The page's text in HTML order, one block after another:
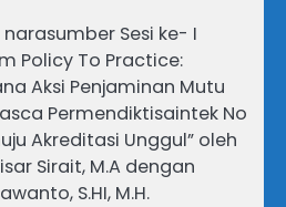
Sesi ke- I
Policy To Practice:
Aksi Penjaminan Mutu
Permendiktisaintek No
Akreditasi Unggul” oleh
Sirait, M.A dengan
S.HI, M.H.